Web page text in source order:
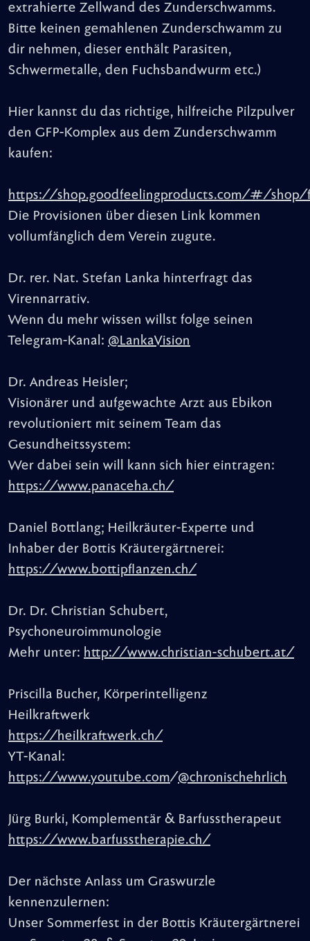
extrahierte Zellwand des Zunderschwamms.
Bitte keinen gemahlenen Zunderschwamm zu
dir nehmen, dieser enthält Parasiten,
Schwermetalle, den Fuchsbandwurm etc.)
Hier kannst du das richtige, hilfreiche Pilzpulver
den GFP-Komplex aus dem Zunderschwamm
kaufen:
https://shop.goodfeelingproducts.com/#/shop/
Die Provisionen über diesen Link kommen
vollumfänglich dem Verein zugute.
Dr. rer. Nat. Stefan Lanka hinterfragt das
Virennarrativ.
Wenn du mehr wissen willst folge seinen
Telegram-Kanal: @LankaVision
Dr. Andreas Heisler;
Visionärer und aufgewachte Arzt aus Ebikon
revolutioniert mit seinem Team das
Gesundheitssystem:
Wer dabei sein will kann sich hier eintragen:
https://www.panaceha.ch/
Daniel Bottlang; Heilkräuter-Experte und
Inhaber der Bottis Kräutergärtnerei:
https://www.bottipflanzen.ch/
Dr. Dr. Christian Schubert,
Psychoneuroimmunologie
Mehr unter: http://www.christian-schubert.at/
Priscilla Bucher, Körperintelligenz
Heilkraftwerk
https://heilkraftwerk.ch/
YT-Kanal:
https://www.youtube.com/@chronischehrlich
Jürg Burki, Komplementär & Barfusstherapeut
https://www.barfusstherapie.ch/
Der nächste Anlass um Graswurzle
kennenzulernen:
Unser Sommerfest in der Bottis Kräutergärtnerei